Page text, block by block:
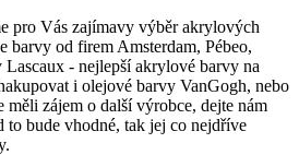
pro Vás zajímavy výběr akrylových
barvy od firem Amsterdam, Pébeo,
Lascaux - nejlepší akrylové barvy na
i olejové barvy VanGogh, nebo
měli zájem o další výrobce, dejte nám
to bude vhodné, tak jej co nejdříve